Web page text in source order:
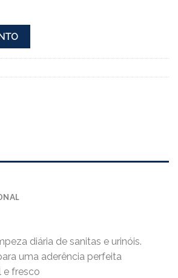
diária de sanitas e urinóis.
uma aderência perfeita
e fresco